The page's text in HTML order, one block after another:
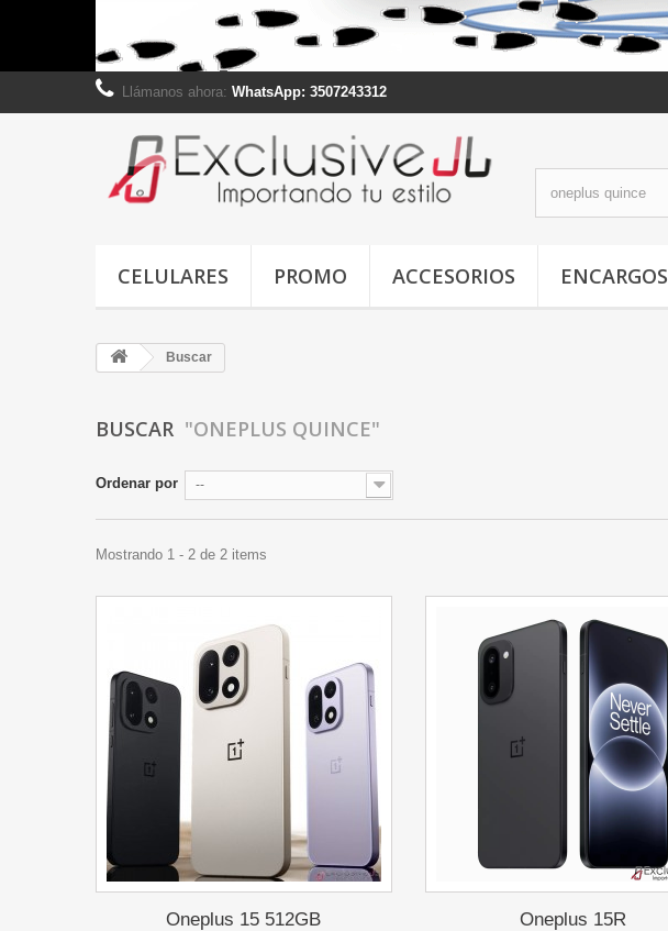
Llámanos ahora: WhatsApp: 3507243312
CELULARES PROMO ACCESORIOS ENCARGOS
Buscar
BUSCAR "ONEPLUS QUINCE"
Ordenar por --
Mostrando 1 - 2 de 2 items
Oneplus 15 512GB Oneplus 15R